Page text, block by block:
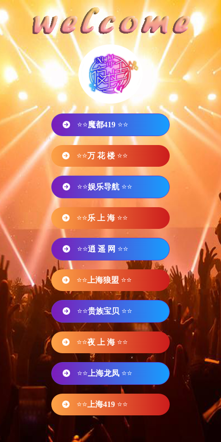
⭐⭐魔都419 ⭐⭐
⭐⭐万 花 楼 ⭐⭐
⭐⭐娱乐导航 ⭐⭐
⭐⭐乐 上 海 ⭐⭐
⭐⭐逍 遥 网 ⭐⭐
⭐⭐ 上海狼盟 ⭐⭐
⭐⭐贵族宝贝 ⭐⭐
⭐⭐夜 上 海 ⭐⭐
⭐⭐ 上海龙凤 ⭐⭐
⭐⭐ 上海419 ⭐⭐